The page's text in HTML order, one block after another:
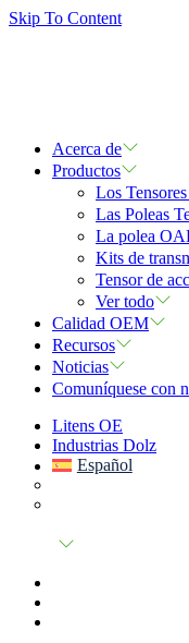
Skip To Content
Acerca de
Productos
Los
Las Poleas
La polea
Kits de
Tensor de
Ver todo
Calidad OEM
Recursos
Noticias
Comuníquese con
Litens OE
Industrias Dolz
Español